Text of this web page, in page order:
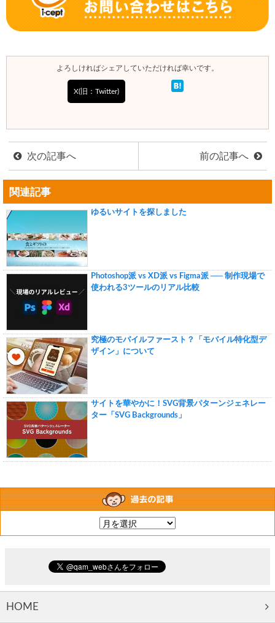
よろしければシェアしていただければ幸いです。
X(旧：Twitter)
次の記事へ 前の記事へ
関連記事
ゆるいサイトを探しました
Photoshop派 vs XD派 vs Figma派 ── 制作現場で
使われる3ツールのリアル比較
究極のモバイルファースト？「モバイル特化型デ
ザイン」について
サイトを華やかに！SVG背景パターンジェネレー
ター「SVG Backgrounds」
HOME